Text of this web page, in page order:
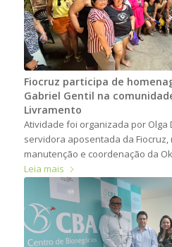
Fiocruz participa de
Gabriel Gentil na
Livramento
Atividade foi organizada por Olga
servidora aposentada da
manutenção e coordenação da
Leia mais